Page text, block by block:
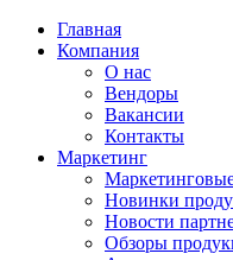
Главная
Компания
О нас
Вендоры
Вакансии
Контакты
Маркетинг
Новинки
Новости
Обзоры